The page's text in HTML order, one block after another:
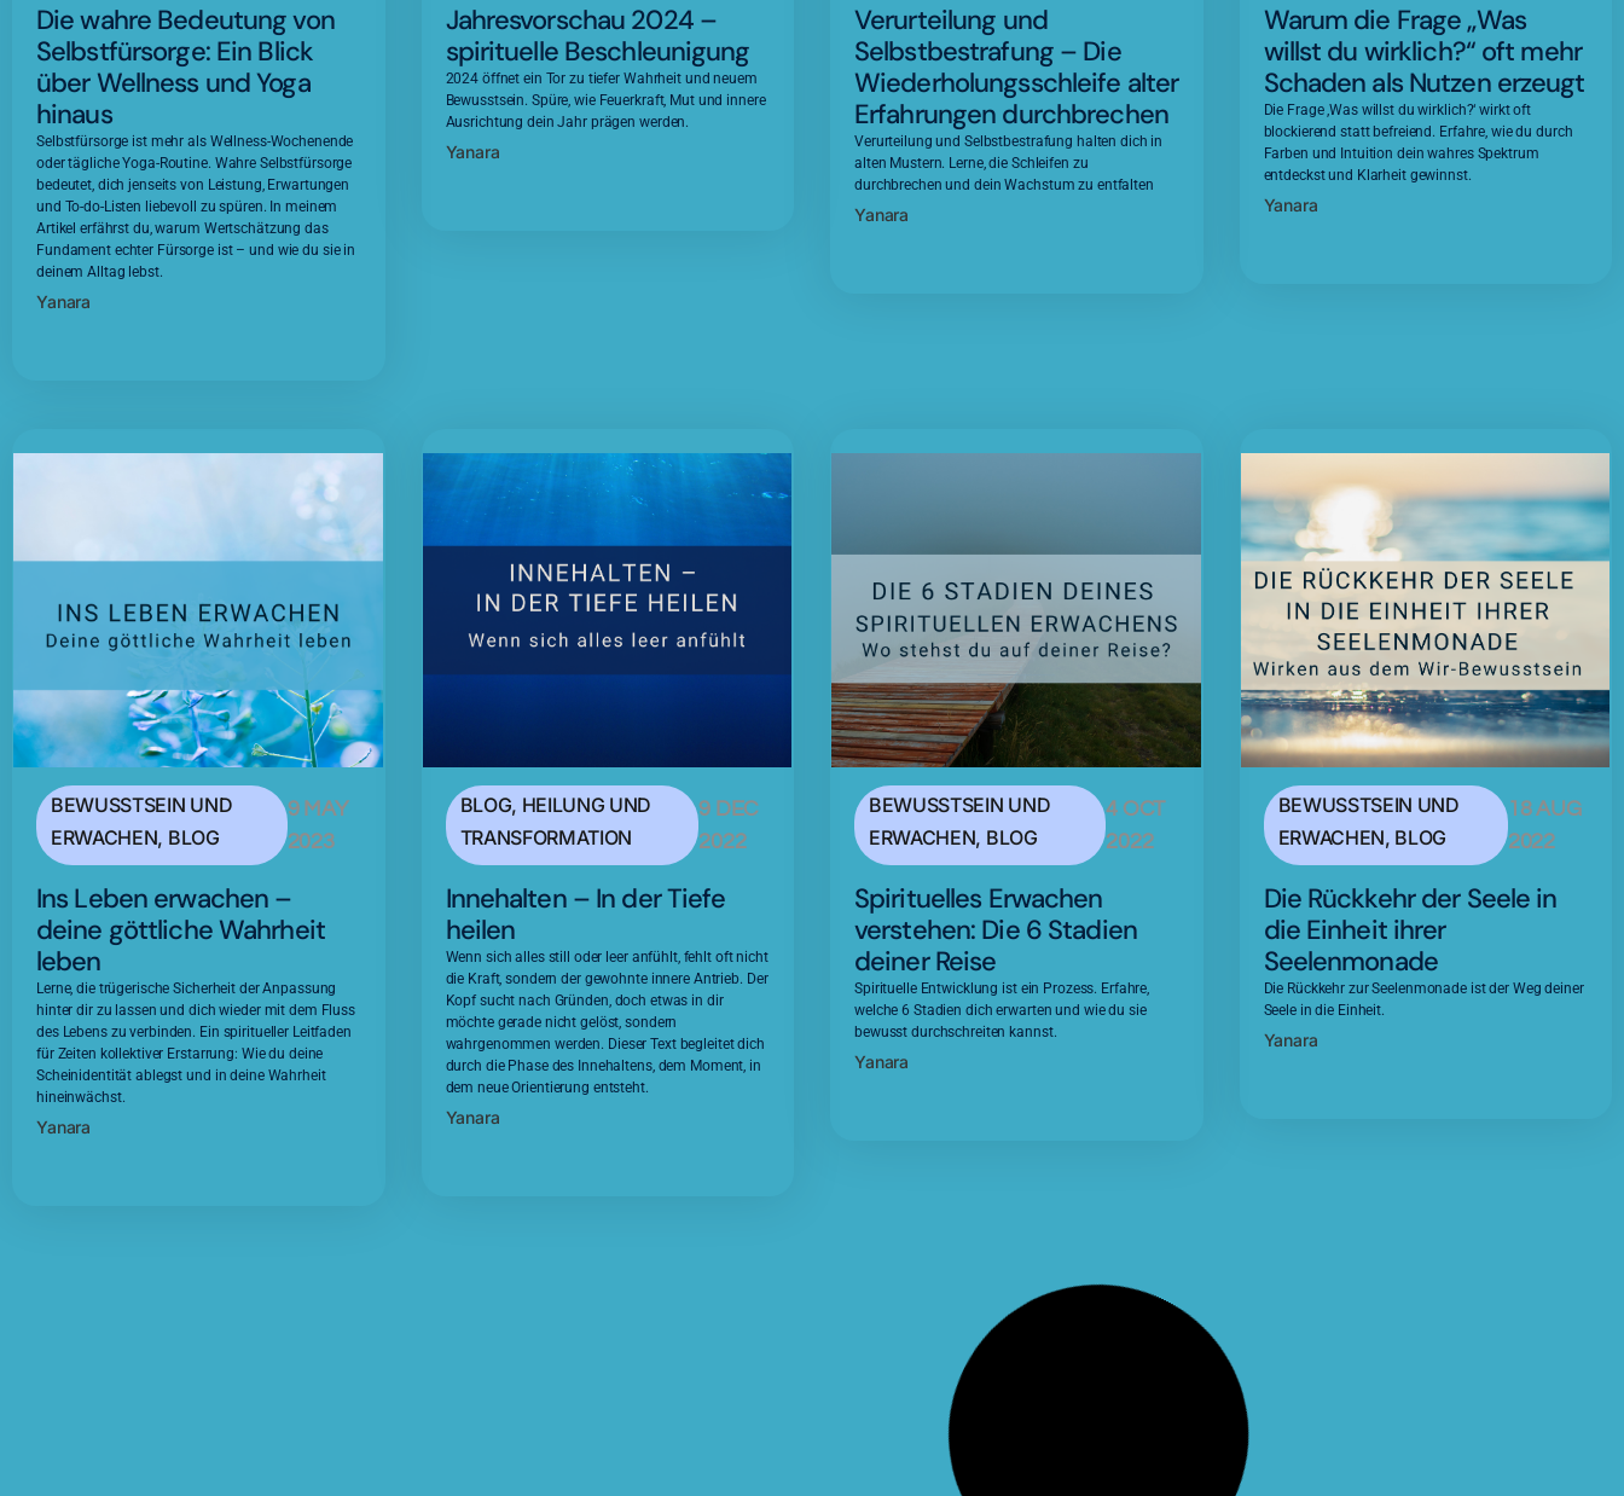
Die wahre Bedeutung von
Selbstfürsorge: Ein Blick
über Wellness und Yoga
hinaus
Selbstfürsorge ist mehr als Wellness-Wochenende
oder tägliche Yoga-Routine. Wahre Selbstfürsorge
bedeutet, dich jenseits von Leistung, Erwartungen
und To-do-Listen liebevoll zu spüren. In meinem
Artikel erfährst du, warum Wertschätzung das
Fundament echter Fürsorge ist – und wie du sie in
deinem Alltag lebst.
Yanara
Jahresvorschau 2024 –
spirituelle Beschleunigung
2024 öffnet ein Tor zu tiefer Wahrheit und neuem
Bewusstsein. Spüre, wie Feuerkraft, Mut und innere
Ausrichtung dein Jahr prägen werden.
Yanara
Verurteilung und
Selbstbestrafung – Die
Wiederholungsschleife alter
Erfahrungen durchbrechen
Verurteilung und Selbstbestrafung halten dich in
alten Mustern. Lerne, die Schleifen zu
durchbrechen und dein Wachstum zu entfalten
Yanara
Warum die Frage „Was
willst du wirklich?“ oft mehr
Schaden als Nutzen erzeugt
Die Frage ‚Was willst du wirklich?‘ wirkt oft
blockierend statt befreiend. Erfahre, wie du durch
Farben und Intuition dein wahres Spektrum
entdeckst und Klarheit gewinnst.
Yanara
BEWUSSTSEIN UND
ERWACHEN, BLOG
9 MAY
2023
Ins Leben erwachen –
deine göttliche Wahrheit
leben
Lerne, die trügerische Sicherheit der Anpassung
hinter dir zu lassen und dich wieder mit dem Fluss
des Lebens zu verbinden. Ein spiritueller Leitfaden
für Zeiten kollektiver Erstarrung: Wie du deine
Scheinidentität ablegst und in deine Wahrheit
hineinwächst.
Yanara
BLOG, HEILUNG UND
TRANSFORMATION
9 DEC
2022
Innehalten – In der Tiefe
heilen
Wenn sich alles still oder leer anfühlt, fehlt oft nicht
die Kraft, sondern der gewohnte innere Antrieb. Der
Kopf sucht nach Gründen, doch etwas in dir
möchte gerade nicht gelöst, sondern
wahrgenommen werden. Dieser Text begleitet dich
durch die Phase des Innehaltens, dem Moment, in
dem neue Orientierung entsteht.
Yanara
BEWUSSTSEIN UND
ERWACHEN, BLOG
4 OCT
2022
Spirituelles Erwachen
verstehen: Die 6 Stadien
deiner Reise
Spirituelle Entwicklung ist ein Prozess. Erfahre,
welche 6 Stadien dich erwarten und wie du sie
bewusst durchschreiten kannst.
Yanara
BEWUSSTSEIN UND
ERWACHEN, BLOG
18 AUG
2022
Die Rückkehr der Seele in
die Einheit ihrer
Seelenmonade
Die Rückkehr zur Seelenmonade ist der Weg deiner
Seele in die Einheit.
Yanara